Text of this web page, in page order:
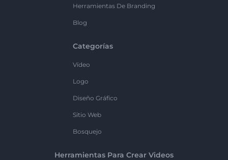
Herramientas De Branding
Blog
Categorías
Vídeo
Logo
Diseño Gráfico
Sitio Web
Bosquejo
Herramientas Para Crear Videos